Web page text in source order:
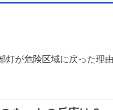
灯が危険区域に戻った理